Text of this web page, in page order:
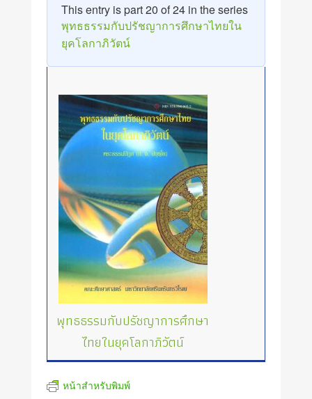
This entry is part 20 of 24 in the series
พุทธธรรมกับปรัชญาการศึกษาไทยใน
ยุคโลกาภิวัตน์
พุทธธรรมกับปรัชญาการศึกษา
ไทยในยุคโลกาภิวัตน์
หน้าสำหรับพิมพ์